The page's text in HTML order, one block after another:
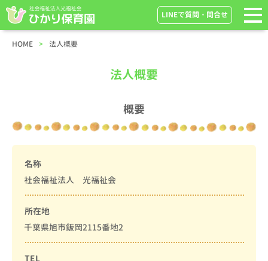
LINEで質問・問合せ
HOME 法人概要
法人概要
概要
名称
社会福祉法人 光福祉会
所在地
千葉県旭市飯岡2115番地2
TEL